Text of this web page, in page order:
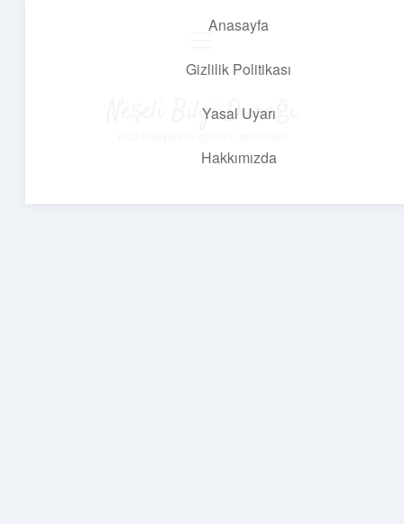
Anasayfa
Gizlilik Politikası
Yasal Uyarı
Hakkımızda
Neşeli Bilgi Durağı